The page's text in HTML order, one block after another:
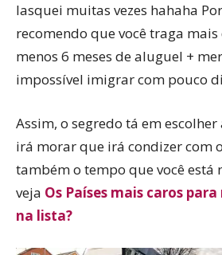
lasquei muitas vezes hahaha
recomendo que você traga
menos 6 meses de aluguel +
impossível imigrar com pouco
Assim, o segredo tá em
irá morar que irá condizer com
também o tempo que você está
veja Os Países mais caros
na lista?